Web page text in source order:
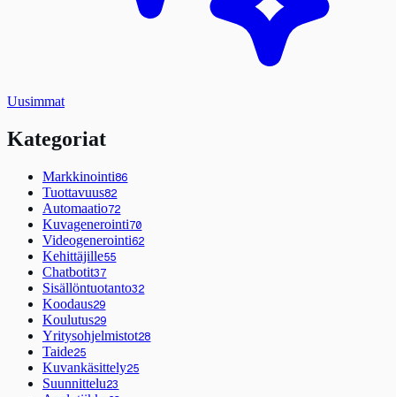
Uusimmat
Kategoriat
Markkinointi86
Tuottavuus82
Automaatio72
Kuvagenerointi70
Videogenerointi62
Kehittäjille55
Chatbotit37
Sisällöntuotanto32
Koodaus29
Koulutus29
Yritysohjelmistot28
Taide25
Kuvankäsittely25
Suunnittelu23